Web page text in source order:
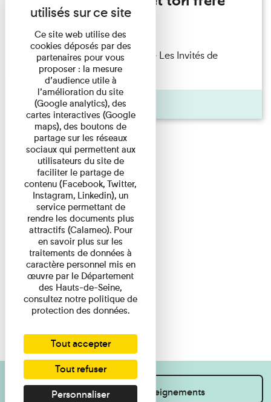
Lecture
Marie Cosnay — Toi et ton frère Les Invités de
l'Imprimerie n°10 À ...
Pages
Je souhaite des renseignements
Ce site web utilise des
cookies déposés par des
partenaires pour vous
proposer : la mesure
d’audience utile à
l’amélioration du site
(Google analytics), des
cartes interactives (Google
maps), des boutons de
partage sur les réseaux
sociaux qui permettent aux
utilisateurs du site de
faciliter le partage de
contenu (Facebook, Twitter,
Instagram, Linkedin), un
service permettant de
rendre les documents plus
attractifs (Calameo). Pour
en savoir plus sur les
traitements de données à
caractère personnel mis en
œuvre par le Département
des Hauts-de-Seine,
consultez notre politique de
protection des données.
Tout accepter
Tout refuser
Personnaliser